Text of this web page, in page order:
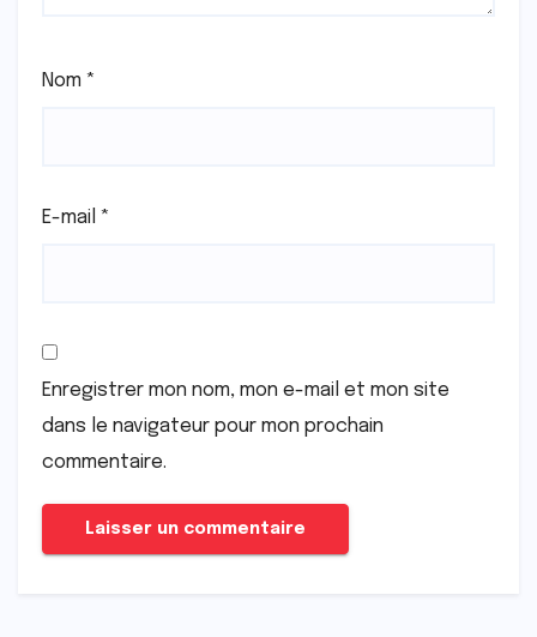
Nom *
E-mail *
Enregistrer mon nom, mon e-mail et mon site
dans le navigateur pour mon prochain
commentaire.